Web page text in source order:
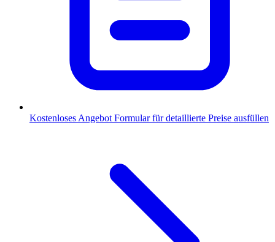
Kostenloses Angebot Formular für detaillierte Preise ausfüllen